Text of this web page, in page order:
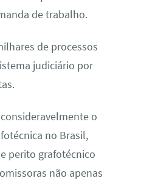
de trabalho.
de processos
judiciário por
o
no Brasil,
perito grafotécnico
não apenas